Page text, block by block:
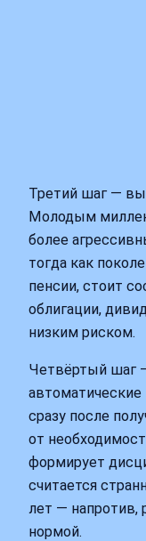
Третий шаг —
Молодым
более
тогда как
пенсии, стоит
облигации,
низким риском.
Четвёртый шаг
сразу после
от
формирует
считается
лет — напротив,
нормой.